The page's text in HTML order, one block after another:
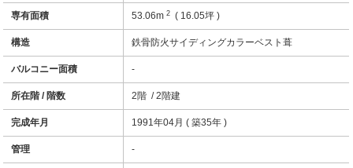
専有面積 53.06m2 ( 16.05坪 )
構造 鉄骨防火サイディングカラーベスト葺
バルコニー面積 -
所在階 / 階数 2階 / 2階建
完成年月 1991年04月 ( 築35年 )
管理 -